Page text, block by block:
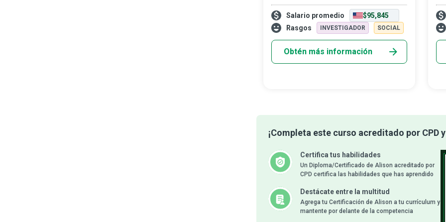
los abogados son operadores de los
puentes de peaje por los que toda persona
en busca de justicia debe pasar, en el nive
Salario promedio
$95,845
Rasgos
INVESTIGADOR SOCIAL
Obtén más información
¡Completa este curso acreditado por CPD
Certifica tus habilidades
Un Diploma/Certificado de Alison acreditado por
CPD certifica las habilidades que has aprendido
Destácate entre la multitud
Agrega tu Certificación de Alison a tu currículum y
mantente por delante de la competencia